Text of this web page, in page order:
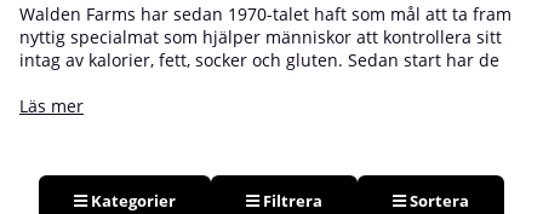
Walden Farms har sedan 1970-talet haft som mål att ta fram
nyttig specialmat som hjälper människor att kontrollera sitt
intag av kalorier, fett, socker och gluten. Sedan start har de
år efter år att upprätthålla sin höga standard och oslagbara
Läs mer
Kategorier Filtrera Sortera